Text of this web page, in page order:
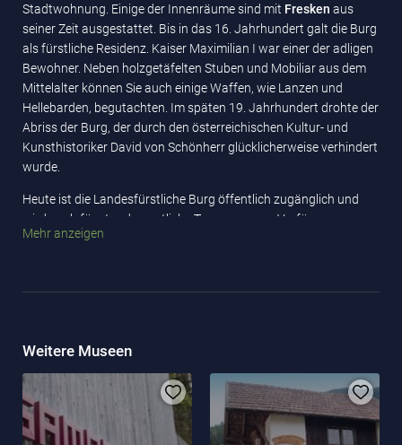
Stadtwohnung. Einige der Innenräume sind mit Fresken aus
seiner Zeit ausgestattet. Bis in das 16. Jahrhundert galt die Burg
als fürstliche Residenz. Kaiser Maximilian I war einer der adligen
Bewohner. Neben holzgetäfelten Stuben und Mobiliar aus dem
Mittelalter können Sie auch einige Waffen, wie Lanzen und
Hellebarden, begutachten. Im späten 19. Jahrhundert drohte der
Abriss der Burg, der durch den österreichischen Kultur- und
Kunsthistoriker David von Schönherr glücklicherweise verhindert
wurde.
Heute ist die Landesfürstliche Burg öffentlich zugänglich und
wird auch für standesamtliche Trauungen zur Verfügung
gestellt. DasMuseum
Mehr anzeigen
Weitere Museen